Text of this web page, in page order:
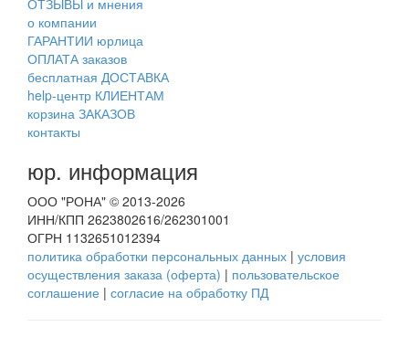
о компании
ГАРАНТИИ юрлица
ОПЛАТА заказов
бесплатная ДОСТАВКА
help-центр КЛИЕНТАМ
корзина ЗАКАЗОВ
контакты
юр. информация
ООО "РОНА" © 2013-2026
ИНН/КПП 2623802616/262301001
ОГРН 1132651012394
политика обработки персональных данных | условия
осуществления заказа (оферта) | пользовательское
соглашение | согласие на обработку ПД